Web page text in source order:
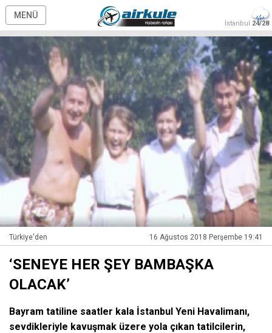
MENÜ
İstanbul 24/28
Türkiye'den 16 Ağustos 2018 Perşembe 19:41
‘SENEYE HER ŞEY BAMBAŞKA
OLACAK’
Bayram tatiline saatler kala İstanbul Yeni Havalimanı,
sevdikleriyle kavuşmak üzere yola çıkan tatilcilerin,